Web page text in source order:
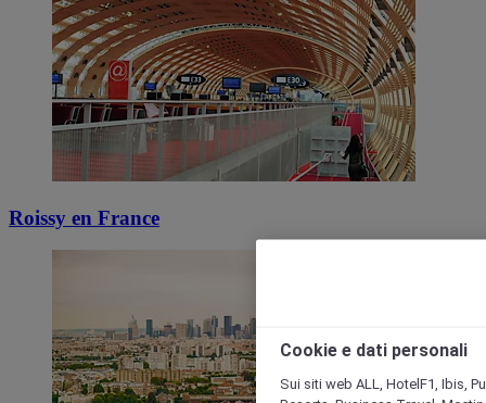
Roissy en France
Cookie e dati personali
Sui siti web ALL, HotelF1, Ibis,